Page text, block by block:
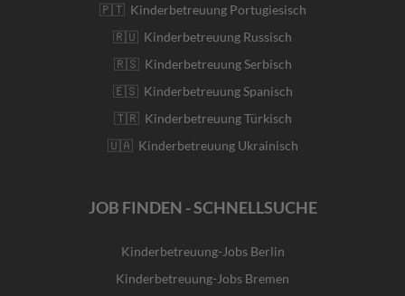
🇵🇹 Kinderbetreuung Portugiesisch
🇷🇺 Kinderbetreuung Russisch
🇷🇸 Kinderbetreuung Serbisch
🇪🇸 Kinderbetreuung Spanisch
🇹🇷 Kinderbetreuung Türkisch
🇺🇦 Kinderbetreuung Ukrainisch
JOB FINDEN - SCHNELLSUCHE
Kinderbetreuung-Jobs Berlin
Kinderbetreuung-Jobs Bremen